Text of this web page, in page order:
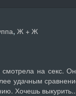
, Ж + Ж
на секс.
удачным
Хочешь